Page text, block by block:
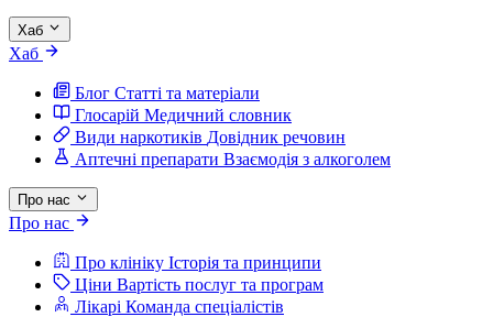
Хаб
Хаб
Блог Статті та матеріали
Глосарій Медичний словник
Види наркотиків Довідник речовин
Аптечні препарати Взаємодія з алкоголем
Про нас
Про нас
Про клініку Історія та принципи
Ціни Вартість послуг та програм
Лікарі Команда спеціалістів